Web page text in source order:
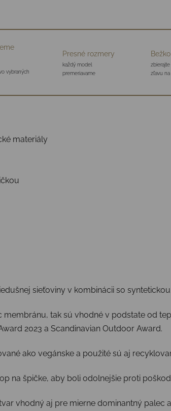
vybraných
Presné rozmery
každý model
premeriavame
zbierajte
zľavu
materiály
sieťoviny v kombinácii so
tak sú vhodné v podstate od
2023 a Scandinavian Outdoor Award.
ako vegánske a použité sú aj
na špičke, aby boli odolnejšie proti
vhodný aj pre mierne dominantný palec